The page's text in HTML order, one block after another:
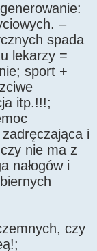
–
spada
lekarzy =
sport +
itp.!!!;
i
nie ma z
nałogów i
czy